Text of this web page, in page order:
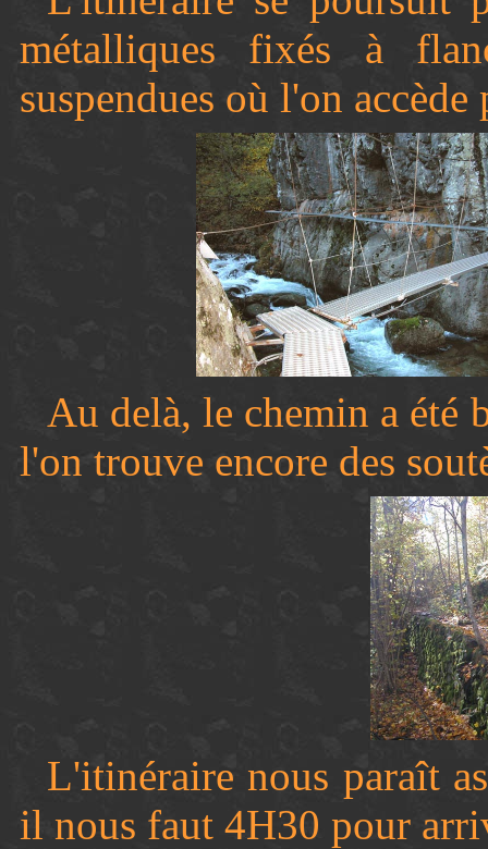
métalliques fixés à
suspendues où l'on accède
Au delà, le chemin a été
l'on trouve encore des
L'itinéraire nous paraît
il nous faut 4H30 pour